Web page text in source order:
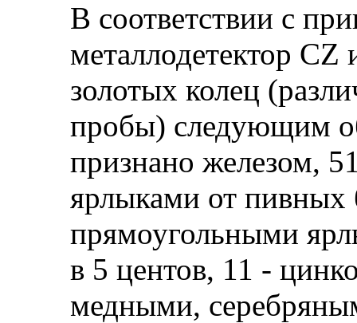
В соответствии с
металлодетектор
золотых колец
пробы) следующим
признано железом,
ярлыками от пивных
прямоугольными
в 5 центов, 11 -
медными,